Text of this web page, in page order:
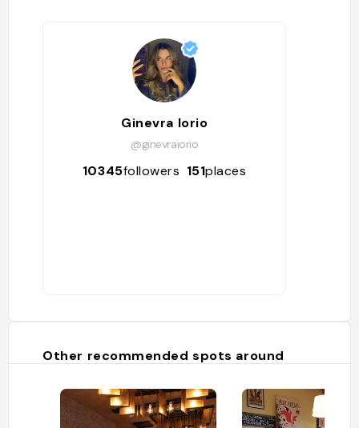
Ginevra Iorio
@ginevraiorio
10345followers 151places
Other recommended spots around